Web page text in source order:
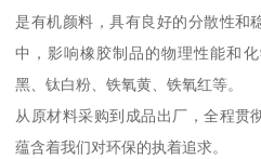
是有机颜料，具有良好的分散性和
中，影响橡胶制品的物理性能和
黑、钛白粉、铁氧黄、铁氧红等。
从原材料采购到成品出厂，全程贯
蕴含着我们对环保的执着追求。